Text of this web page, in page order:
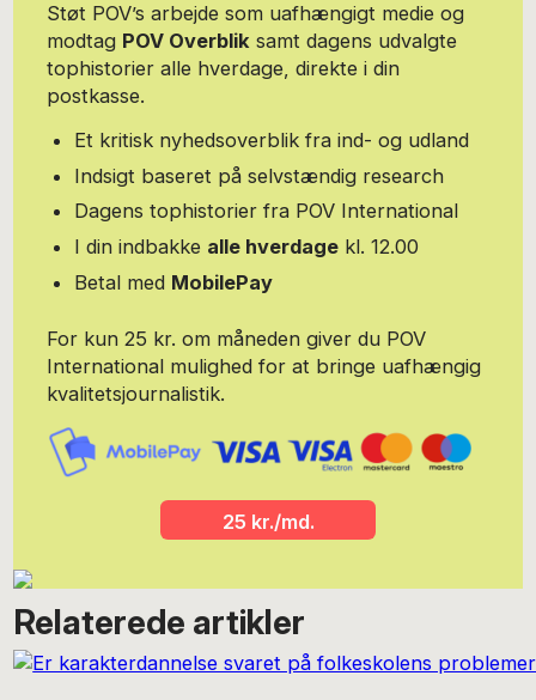
pædagogisk dømmekraft og autonomi, medarbejderdemokrati,
arbejdspladskultur og -miljø. De faglige interesser kredser aktuelt
om bl.a. religionspsykologi og -sociologi, jødisk humanisme og
erfarings- og kropsfænomenologi i pædagogisk-filosofisk og
perspektiv. Forskningserfaringer med tilknytning til en række af de
nævnte felter.
Støt POV’s arbejde som uafhængigt medie og
modtag POV Overbliksamt dagens udvalgte
tophistorier alle hverdage, direkte i din
postkasse.
Et kritisk nyhedsoverblik fra ind- og udland
Indsigt baseret på selvstændig research
Dagens tophistorier fra POV International
I din indbakke alle hverdage kl. 12.00
Betal med MobilePay
For kun 25 kr. om måneden giver du POV
International mulighed for at bringe uafhængig
kvalitetsjournalistik.
25 kr./md.
Relaterede artikler